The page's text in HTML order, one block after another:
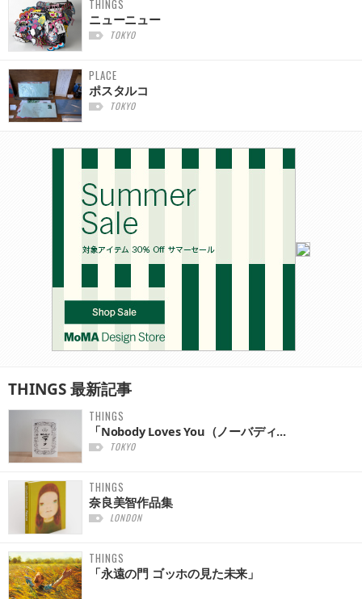
THINGS
ニューニュー
TOKYO
PLACE
ポスタルコ
TOKYO
THINGS最新記事
THINGS
「Nobody Loves You（ノーバディ...
TOKYO
THINGS
奈良美智作品集
LONDON
THINGS
「永遠の門 ゴッホの見た未来」